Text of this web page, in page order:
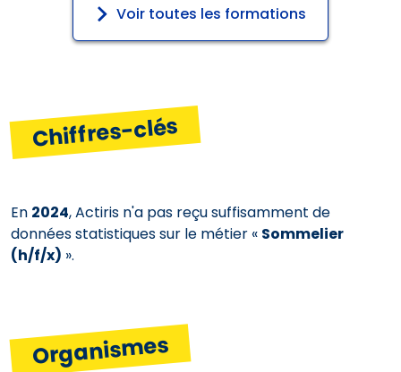
Voir toutes les formations
Chiffres-clés
En 2024, Actiris n'a pas reçu suffisamment de
données statistiques sur le métier « Sommelier
(h/f/x) ».
Organismes